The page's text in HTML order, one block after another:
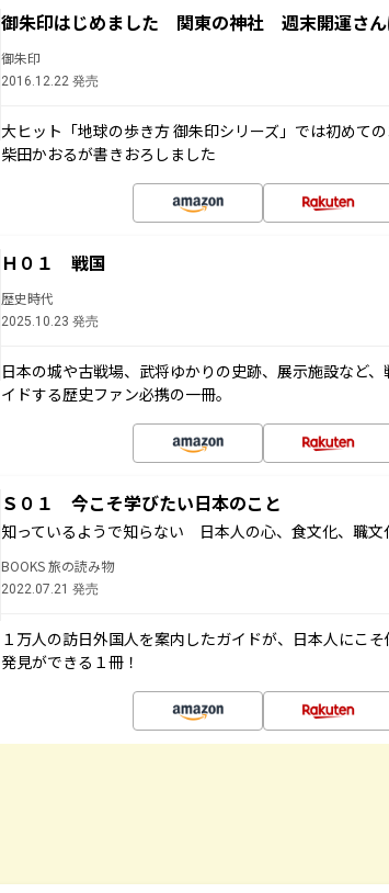
御朱印はじめました 関東の神社 週末開運さ
御朱印
2016.12.22 発売
大ヒット「地球の歩き方 御朱印シリーズ」では初めて
柴田かおるが書きおろしました
Ｈ０１ 戦国
歴史時代
2025.10.23 発売
日本の城や古戦場、武将ゆかりの史跡、展示施設など
イドする歴史ファン必携の一冊。
Ｓ０１ 今こそ学びたい日本のこと
知っているようで知らない 日本人の心、食文化、職文
BOOKS 旅の読み物
2022.07.21 発売
１万人の訪日外国人を案内したガイドが、日本人にこ
発見ができる１冊！